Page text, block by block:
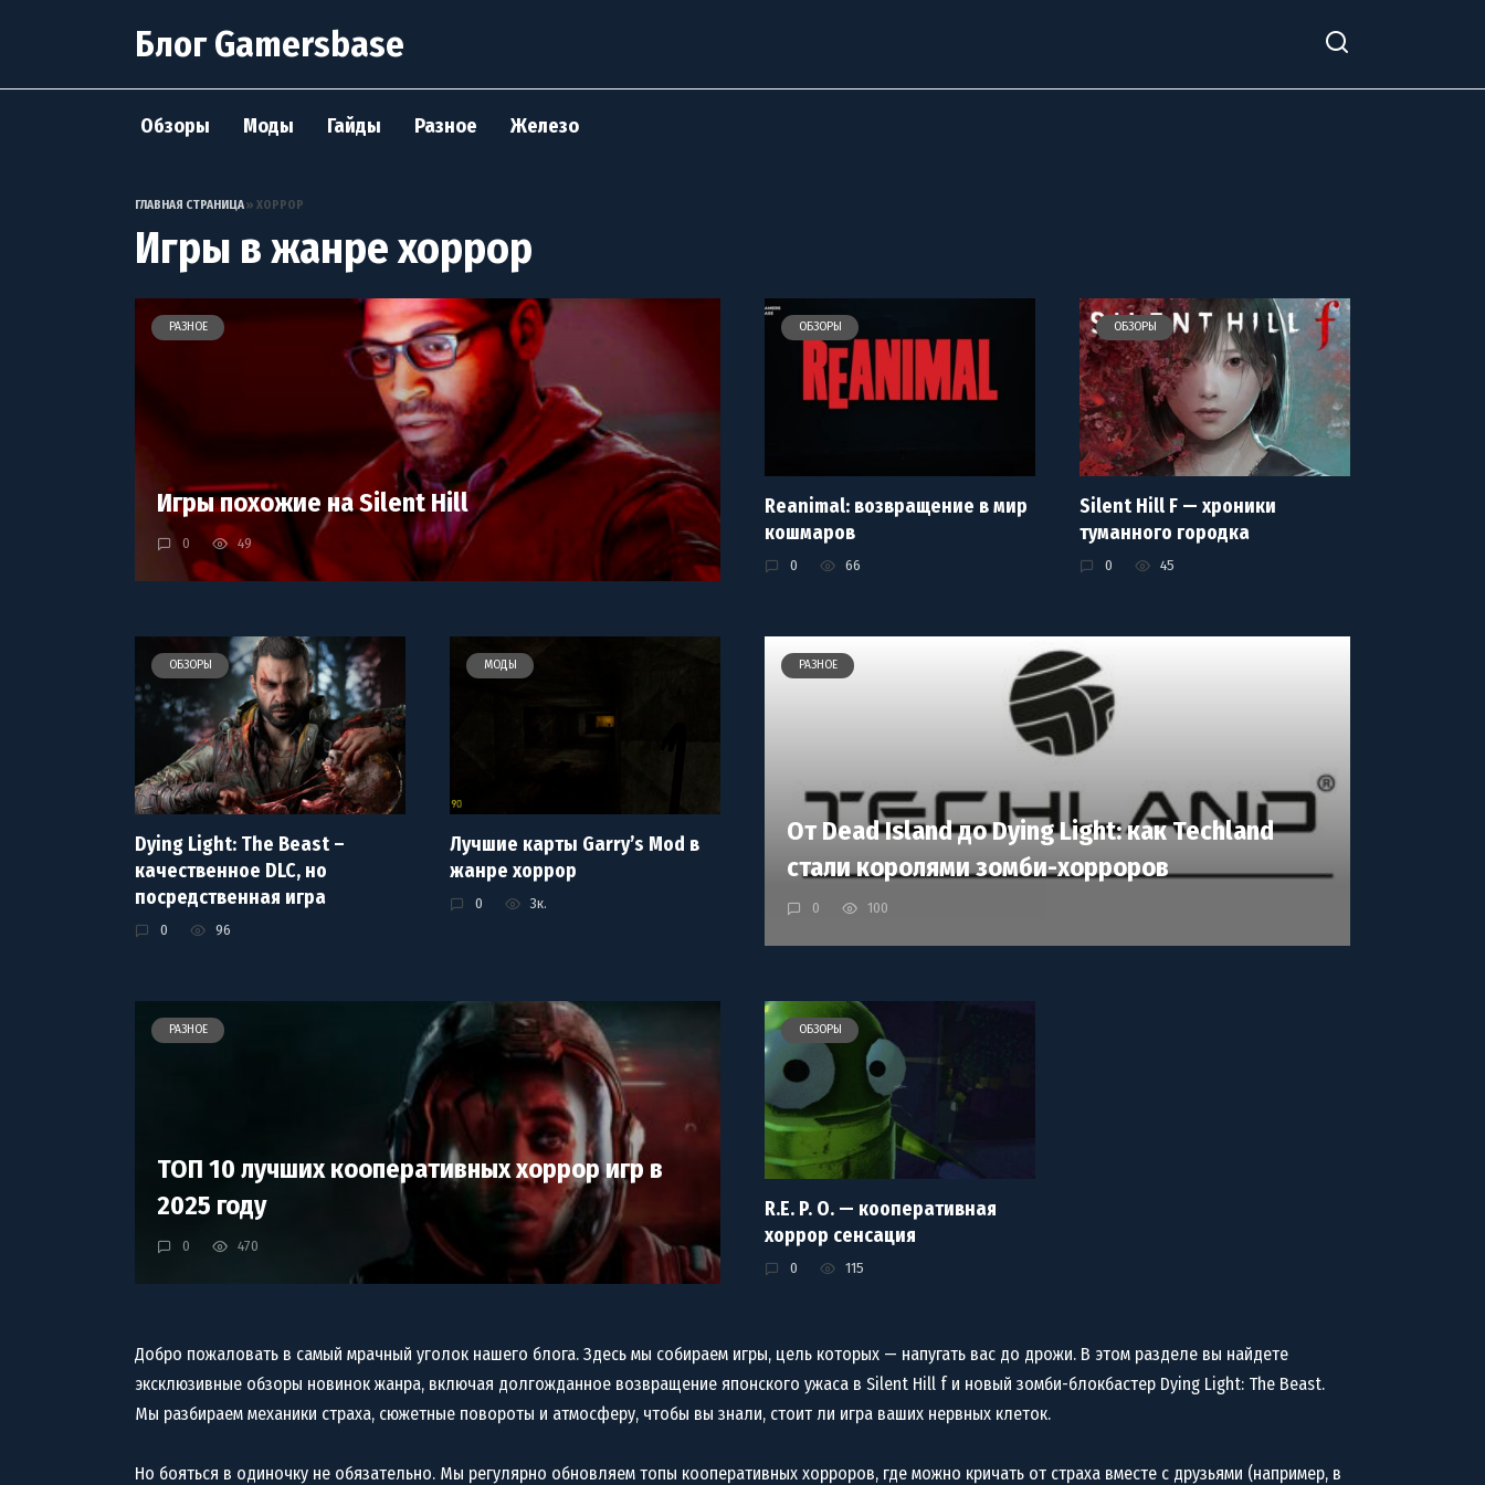
Блог Gamersbase
Обзоры Моды Гайды Разное Железо
ГЛАВНАЯ СТРАНИЦА» ХОРРОР
Игры в жанре хоррор
РАЗНОЕ
Игры похожие на Silent Hill
0 49
ОБЗОРЫ
Reanimal: возвращение в мир
кошмаров
0 66
ОБЗОРЫ
Silent Hill F — хроники
туманного городка
0 45
ОБЗОРЫ
Dying Light: The Beast –
качественное DLC, но
посредственная игра
0 96
МОДЫ
Лучшие карты Garry’s Mod в
жанре хоррор
0 3к.
РАЗНОЕ
От Dead Island до Dying Light: как Techland
стали королями зомби-хорроров
0 100
РАЗНОЕ
ТОП 10 лучших кооперативных хоррор игр в
2025 году
0 470
ОБЗОРЫ
R.E. P. O. — кооперативная
хоррор сенсация
0 115
Добро пожаловать в самый мрачный уголок нашего блога. Здесь мы собираем игры, цель которых — напугать вас до дрожи. В этом разделе вы найдете
эксклюзивные обзоры новинок жанра, включая долгожданное возвращение японского ужаса в Silent Hill f и новый зомби-блокбастер Dying Light: The Beast.
Мы разбираем механики страха, сюжетные повороты и атмосферу, чтобы вы знали, стоит ли игра ваших нервных клеток.
Но бояться в одиночку не обязательно. Мы регулярно обновляем топы кооперативных хорроров, где можно кричать от страха вместе с друзьями (например, в